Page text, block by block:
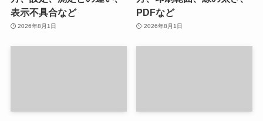
表示不具合など
2026年8月1日
PDFなど
2026年8月1日